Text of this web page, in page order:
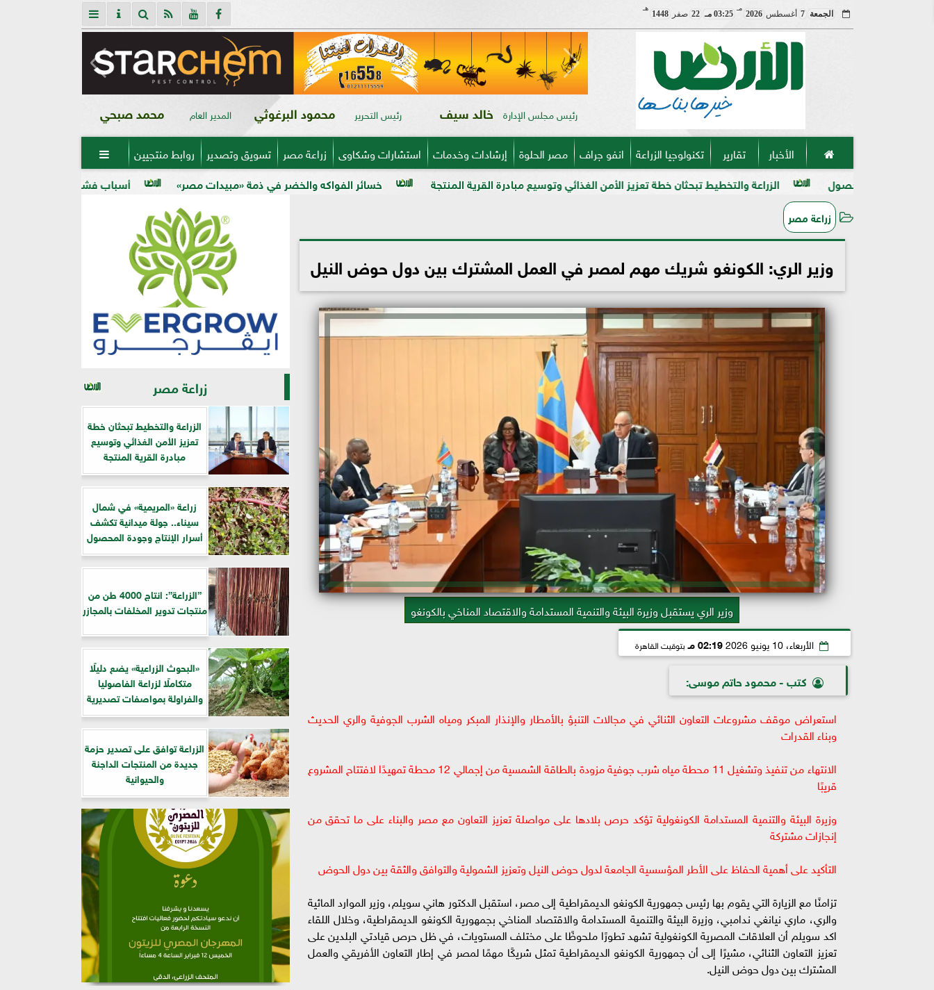
الجمعة 7 أغسطس2026
مـ
03:25 مـ 22 صفر 1448
هـ
رئيس مجلس الإدارة خالد سيف رئيس التحرير محمود البرغوثي المدير العام محمد صبحي
الأخبار تقارير تكنولوجيا الزراعة انفو جراف مصر الحلوة إرشادات وخدمات استشارات وشكاوى زراعة مصر تسويق وتصدير روابط منتجيين 
أسباب فشل تحجيم الخوخ في الأرض الكلسية خسائر الفواكه والخضر في ذمة «مبيدات مصر» الزراعة والتخطيط تبحثان خطة تعزيز الأمن الغذائي وتوسيع مبادرة القرية المنتجة
زراعة مصر
وزير الري: الكونغو شريك مهم لمصر في العمل المشترك بين دول حوض النيل
وزير الري يستقبل وزيرة البيئة والتنمية المستدامة والاقتصاد المناخي بالكونغو
الأربعاء، 10 يونيو 2026 02:19 مـ بتوقيت القاهرة
كتب - محمود حاتم موسى:
استعراض موقف مشروعات التعاون الثنائي في مجالات التنبؤ بالأمطار والإنذار المبكر ومياه الشرب الجوفية والري الحديث
وبناء القدرات
الانتهاء من تنفيذ وتشغيل 11 محطة مياه شرب جوفية مزودة بالطاقة الشمسية من إجمالي 12 محطة تمهيدًا لافتتاح المشروع
قريبًا
وزيرة البيئة والتنمية المستدامة الكونغولية تؤكد حرص بلادها على مواصلة تعزيز التعاون مع مصر والبناء على ما تحقق من
إنجازات مشتركة
التأكيد على أهمية الحفاظ على الأطر المؤسسية الجامعة لدول حوض النيل وتعزيز الشمولية والتوافق والثقة بين دول الحوض
تزامنًا مع الزيارة التي يقوم بها رئيس جمهورية الكونغو الديمقراطية إلى مصر، استقبل الدكتور هاني سويلم، وزير الموارد المائية
والري، ماري نيانغي ندامبي، وزيرة البيئة والتنمية المستدامة والاقتصاد المناخي بجمهورية الكونغو الديمقراطية، وخلال اللقاء
اكد سويلم أن العلاقات المصرية الكونغولية تشهد تطورًا ملحوظًا على مختلف المستويات، في ظل حرص قيادتي البلدين على
تعزيز التعاون الثنائي، مشيرًا إلى أن جمهورية الكونغو الديمقراطية تمثل شريكًا مهمًا لمصر في إطار التعاون الأفريقي والعمل
المشترك بين دول حوض النيل.
زراعة مصر
الزراعة والتخطيط تبحثان خطة
تعزيز الأمن الغذائي وتوسيع
مبادرة القرية المنتجة
زراعة «المريمية» في شمال
سيناء.. جولة ميدانية تكشف
أسرار الإنتاج وجودة المحصول
”الزراعة”: انتاج 4000 طن من
منتجات تدوير المخلفات بالمجازر
​«البحوث الزراعية» يضع دليلًا
متكاملًا لزراعة الفاصوليا
والفراولة بمواصفات تصديرية
الزراعة توافق على تصدير حزمة
جديدة من المنتجات الداجنة
والحيوانية